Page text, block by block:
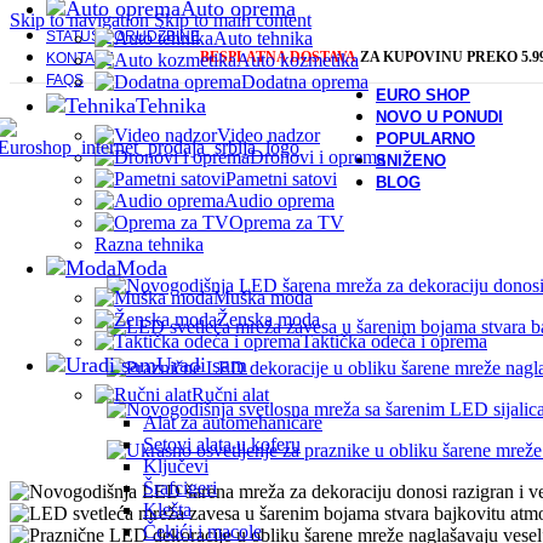
Skip to navigationSkip to main content
STATUS PORUDŽBINE
KONTAKT
FAQS
BESPLATNA DOSTAVA ZA KUPOVINU PREKO
EURO SHOP
NOVO U PONUDI
POPULARNO
SNIŽENO
BLOG
Auto oprema
Auto tehnika
Auto kozmetika
Dodatna oprema
Tehnika
Video nadzor
Dronovi i oprema
Pametni satovi
Audio oprema
Oprema za TV
Razna tehnika
Moda
Muška moda
Ženska moda
Taktička odeća i oprema
Uradi sam
Ručni alat
Alat za automehaničare
Setovi alata u koferu
Ključevi
Šrafcigeri
Klešta
Čekići i macole